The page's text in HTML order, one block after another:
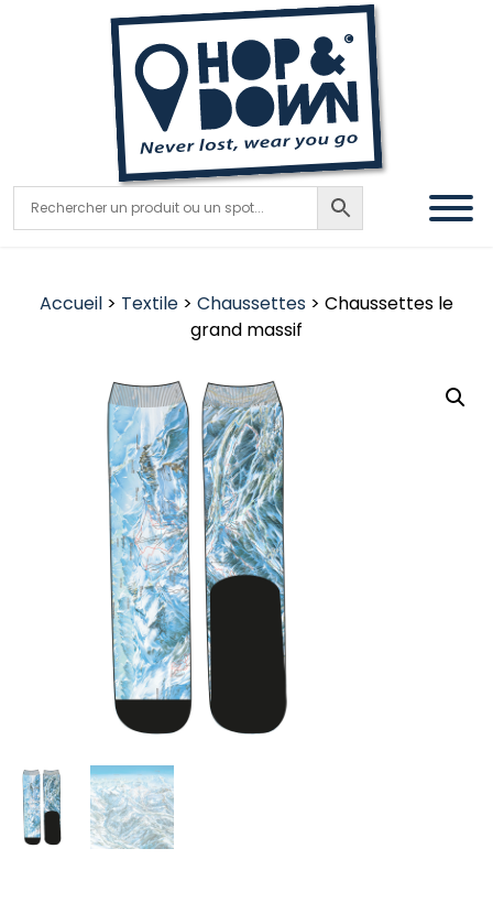
Accueil > Textile > Chaussettes > Chaussettes le
grand massif